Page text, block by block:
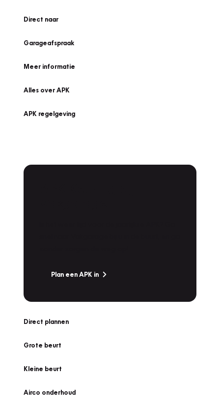
Direct naar
Garageafspraak
Meer informatie
Alles over APK
APK regelgeving
Plan een APK in
Direct plannen
Grote beurt
Kleine beurt
Airco onderhoud